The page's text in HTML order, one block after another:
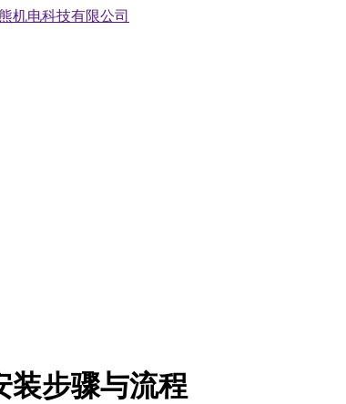
装步骤与流程